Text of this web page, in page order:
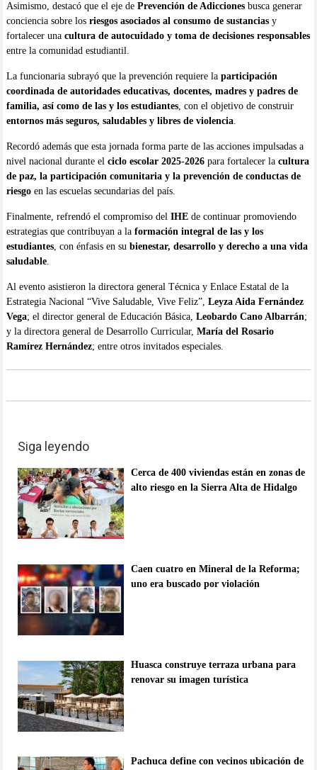
Asimismo, destacó que el eje de Prevención de Adiccionesbusca generar
conciencia sobre los riesgos asociados al consumo de sustanciasy
fortalecer una cultura de autocuidado y toma de decisiones responsables
entre la comunidad estudiantil.
La funcionaria subrayó que la prevención requiere la participación
coordinada de autoridades educativas, docentes, madres y padres de
familia, así como de las y los estudiantes, con el objetivo de construir
entornos más seguros, saludables y libres de violencia.
Recordó además que esta jornada forma parte de las acciones impulsadas a
nivel nacional durante el ciclo escolar 2025-2026para fortalecer la cultura
de paz, la participación comunitaria y la prevención de conductas de
riesgoen las escuelas secundarias del país.
Finalmente, refrendó el compromiso del IHEde continuar promoviendo
estrategias que contribuyan a la formación integral de las y los
estudiantes, con énfasis en su bienestar, desarrollo y derecho a una vida
saludable.
Al evento asistieron la directora general Técnica y Enlace Estatal de la
Estrategia Nacional “Vive Saludable, Vive Feliz”, Leyza Aida Fernández
Vega; el director general de Educación Básica, Leobardo Cano Albarrán;
y la directora general de Desarrollo Curricular, María del Rosario
Ramírez Hernández; entre otros invitados especiales.
Siga leyendo
Cerca de 400 viviendas están en zonas de
alto riesgo en la Sierra Alta de Hidalgo
Caen cuatro en Mineral de la Reforma;
uno era buscado por violación
Huasca construye terraza urbana para
renovar su imagen turística
Pachuca define con vecinos ubicación de